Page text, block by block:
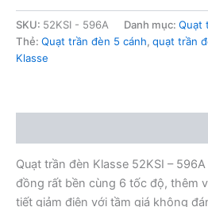
SKU: 52KSI - 596A Danh mục: Quạt
Thẻ: Quạt trần đèn 5 cánh, quạt trần
Klasse
Quạt trần đèn Klasse 52KSI –
đồng rất bền cùng 6 tốc độ, thêm
tiết giảm điện với tầm giá không